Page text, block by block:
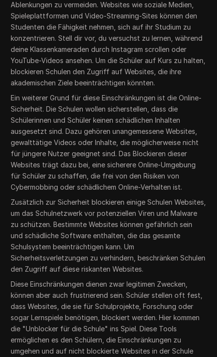
Ablenkungen zu vermeiden. Websites wie soziale Medien,
Spieleplattformen und Video-Streaming-Sites können den
Studenten die Fähigkeit nehmen, sich auf ihr Studium zu
konzentrieren. Stell dir vor, du versuchst zu lernen, während
deine Klassenkameraden durch Instagram scrollen oder
YouTube-Videos ansehen. Um die Schüler auf Kurs zu halten,
blockieren Schulen den Zugriff auf Websites, die ihre
akademischen Ziele beeinträchtigen könnten.
Ein weiterer Grund für diese Einschränkungen ist die Online-
Sicherheit. Die Schulen wollen sicherstellen, dass die
Schülerinnen und Schüler keinen schädlichen Inhalten
ausgesetzt sind. Dazu gehören unangemessene Websites,
gewalttätige Videos oder Inhalte, die möglicherweise nicht
für jüngere Nutzer geeignet sind. Das Blockieren dieser
Websites trägt dazu bei, eine sicherere Online-Umgebung
für Schüler zu schaffen, die frei von den Risiken von
Cybermobbing oder schädlichem Online-Verhalten ist.
Zusätzlich zur Sicherheit blockieren einige Schulen Websites,
um das Schulnetzwerk vor potenziellen Viren und Malware
zu schützen. Bestimmte Websites können gefährlich sein
und schädliche Software enthalten, die das gesamte
Schulsystem beeinträchtigen kann. Um
Sicherheitsverletzungen zu verhindern, beschränken Schulen
den Zugriff auf diese riskanten Websites.
Diese Einschränkungen dienen zwar legitimen Zwecken,
können aber auch frustrierend sein. Schüler stellen oft fest,
dass Websites, die sie für Schulprojekte, Forschung oder
sogar Lernspiele benötigen, blockiert werden. Hier kommen
die "Unblocker für die Schule" ins Spiel. Diese Tools
ermöglichen es den Schülern, die Einschränkungen zu
umgehen und auf nicht blockierte Websites in der Schule